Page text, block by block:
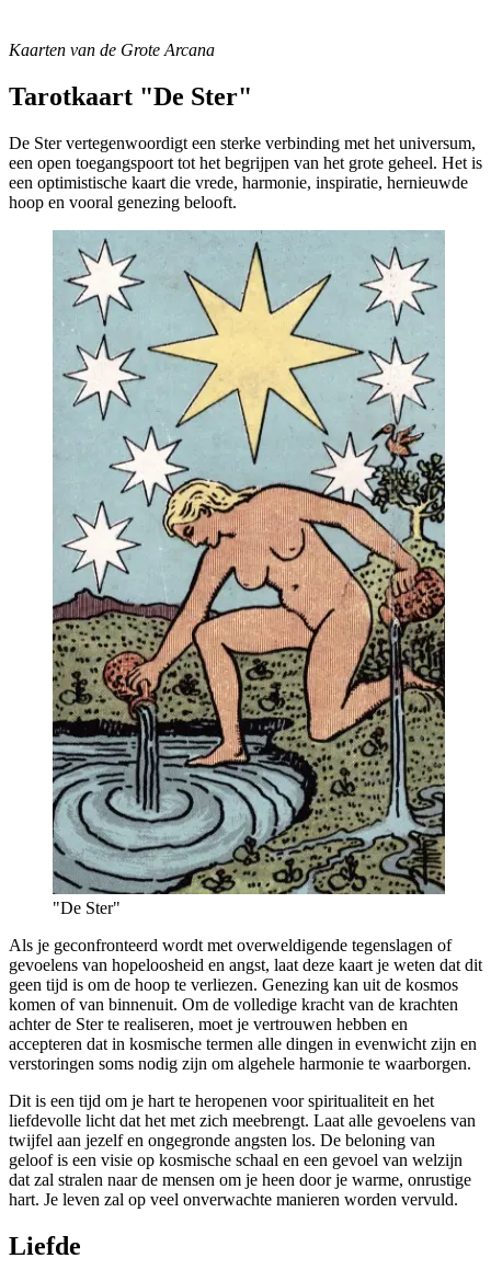
Kaarten van de Grote Arcana
Tarotkaart "De Ster"
De Ster vertegenwoordigt een sterke verbinding met het universum,
een open toegangspoort tot het begrijpen van het grote geheel. Het is
een optimistische kaart die vrede, harmonie, inspiratie, hernieuwde
hoop en vooral genezing belooft.
"De Ster"
Als je geconfronteerd wordt met overweldigende tegenslagen of
gevoelens van hopeloosheid en angst, laat deze kaart je weten dat dit
geen tijd is om de hoop te verliezen. Genezing kan uit de kosmos
komen of van binnenuit. Om de volledige kracht van de krachten
achter de Ster te realiseren, moet je vertrouwen hebben en
accepteren dat in kosmische termen alle dingen in evenwicht zijn en
verstoringen soms nodig zijn om algehele harmonie te waarborgen.
Dit is een tijd om je hart te heropenen voor spiritualiteit en het
liefdevolle licht dat het met zich meebrengt. Laat alle gevoelens van
twijfel aan jezelf en ongegronde angsten los. De beloning van
geloof is een visie op kosmische schaal en een gevoel van welzijn
dat zal stralen naar de mensen om je heen door je warme, onrustige
hart. Je leven zal op veel onverwachte manieren worden vervuld.
Liefde